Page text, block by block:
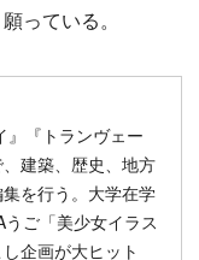
っている。
』『トランヴェー
建築、歴史、地方
を行う。大学在学
ご「美少女イラス
企画が大ヒット